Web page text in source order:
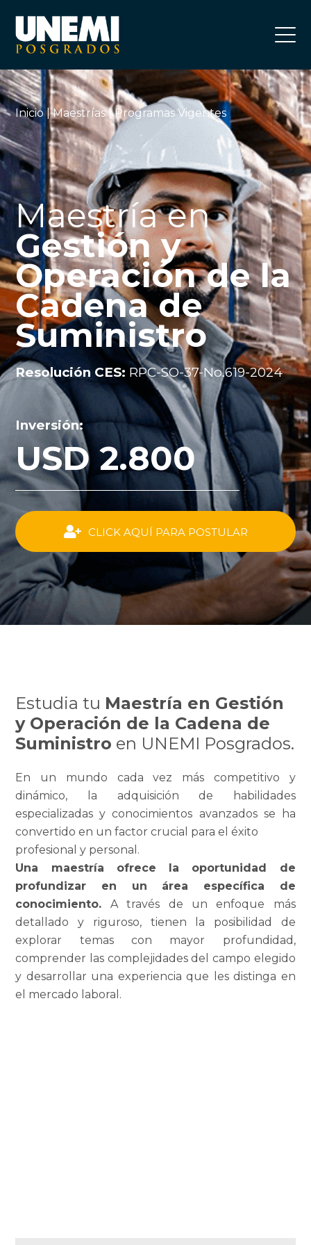
Inicio|Maestrías| Programas Vigentes
Maestría en
Gestión y
Operación de la
Cadena de
Suministro
Resolución CES: RPC-SO-37-No.619-2024
Inversión:
USD 2.800
CLICK AQUÍ PARA POSTULAR
Estudia tu Maestría en Gestión
y Operación de la Cadena de
Suministro en UNEMI Posgrados.
En un mundo cada vez más competitivo y
dinámico, la adquisición de habilidades
especializadas y conocimientos avanzados se ha
convertido en un factor crucial para el éxito
profesional y personal.
Una maestría ofrece la oportunidad de
profundizar en un área específica de
conocimiento. A través de un enfoque más
detallado y riguroso, tienen la posibilidad de
explorar temas con mayor profundidad,
comprender las complejidades del campo elegido
y desarrollar una experiencia que les distinga en
el mercado laboral.